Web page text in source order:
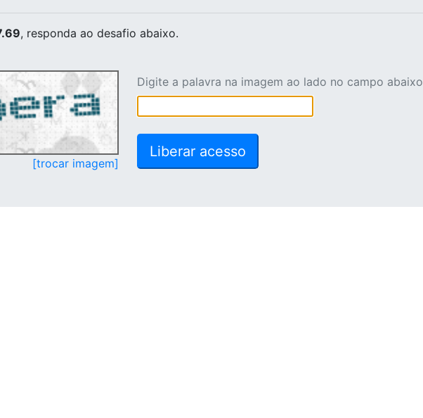
, responda ao desafio abaixo.
[trocar imagem]
Digite a palavra na imagem ao lado no campo abaixo